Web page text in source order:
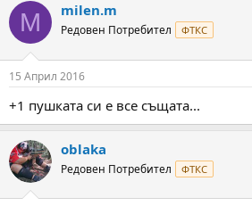
c
i
s
M milen.m
Редовен Потребител ФТКС
15 Април 2016
+1 пушката си е все същата...
oblaka
Редовен Потребител ФТКС